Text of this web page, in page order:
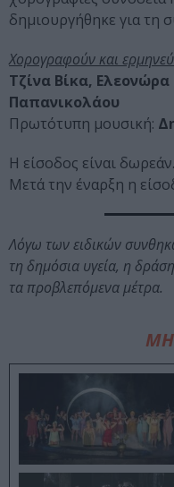
δημιουργήθηκε για τη
Χορογραφούν και
Τζίνα Βίκα,
Παπανικολάου
Πρωτότυπη μουσική:
Η είσοδος είναι
Μετά την έναρξη η
Λόγω των ειδικών
τη δημόσια υγεία, η
τα προβλεπόμενα μέτρα.